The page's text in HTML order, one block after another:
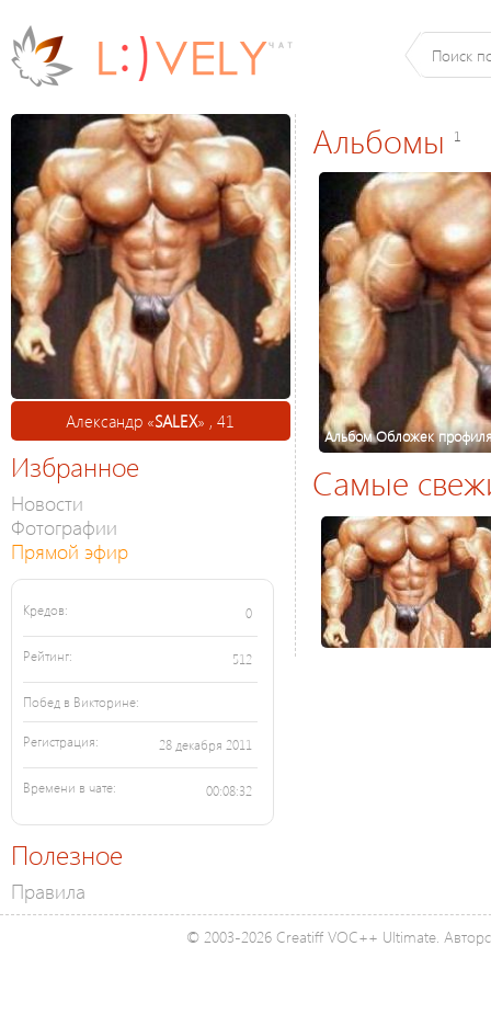
Александр «SALEX» , 41
Избранное
Новости
Фотографии
Прямой эфир
Кредов: 0
Рейтинг: 512
Побед в Викторине:
Регистрация: 28 декабря 2011
Времени в чате: 00:08:32
Полезное
Правила
Альбомы 1
Альбом Обложек профиля
Самые
© 2003-2026 Creatiff VOC++ Ultimate.